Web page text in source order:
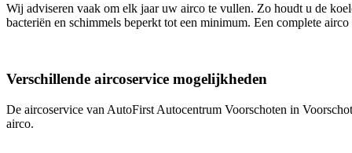
Wij adviseren vaak om elk jaar uw airco te vullen. Zo houdt u de
bacteriën en schimmels beperkt tot een minimum. Een complete
Verschillende aircoservice mogelijkheden
De aircoservice van AutoFirst Autocentrum Voorschoten in
airco.